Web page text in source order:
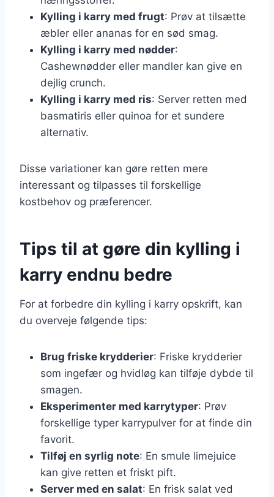
Kylling i karry med frugt: Prøv at tilsætte
æbler eller ananas for en sød smag.
Kylling i karry med nødder:
Cashewnødder eller mandler kan give en
dejlig crunch.
Kylling i karry med ris: Server retten med
basmatiris eller quinoa for et sundere
alternativ.
Disse variationer kan gøre retten mere
interessant og tilpasses til forskellige
kostbehov og præferencer.
Tips til at gøre din kylling i
karry endnu bedre
For at forbedre din kylling i karry opskrift, kan
du overveje følgende tips:
Brug friske krydderier: Friske krydderier
som ingefær og hvidløg kan tilføje dybde til
smagen.
Eksperimenter med karrytyper: Prøv
forskellige typer karrypulver for at finde din
favorit.
Tilføj en syrlig note: En smule limejuice
kan give retten et friskt pift.
Server med en salat: En frisk salat ved